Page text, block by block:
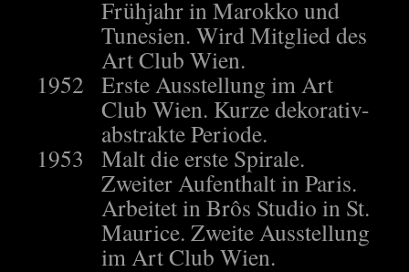
Frühjahr in Marokko und
Tunesien. Wird Mitglied des
Art Club Wien.
1952 Erste Ausstellung im Art
Club Wien. Kurze dekorativ-
abstrakte Periode.
1953 Malt die erste Spirale.
Zweiter Aufenthalt in Paris.
Arbeitet in Brôs Studio in St.
Maurice. Zweite Ausstellung
im Art Club Wien.